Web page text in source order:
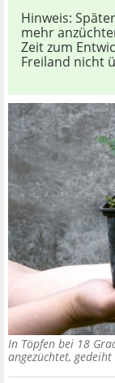
Hinweis:
mehr
Zeit zum
Freiland nicht
In Töpfen bei 18
angezüchtet,